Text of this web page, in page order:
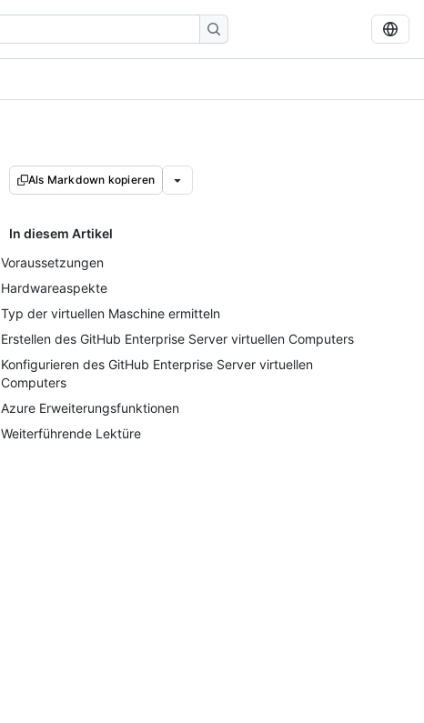
Als Markdown kopieren
In diesem Artikel
Voraussetzungen
Hardwareaspekte
Typ der virtuellen Maschine ermitteln
Erstellen des GitHub Enterprise Server virtuellen Computers
Konfigurieren des GitHub Enterprise Server virtuellen
Computers
Azure Erweiterungsfunktionen
Weiterführende Lektüre